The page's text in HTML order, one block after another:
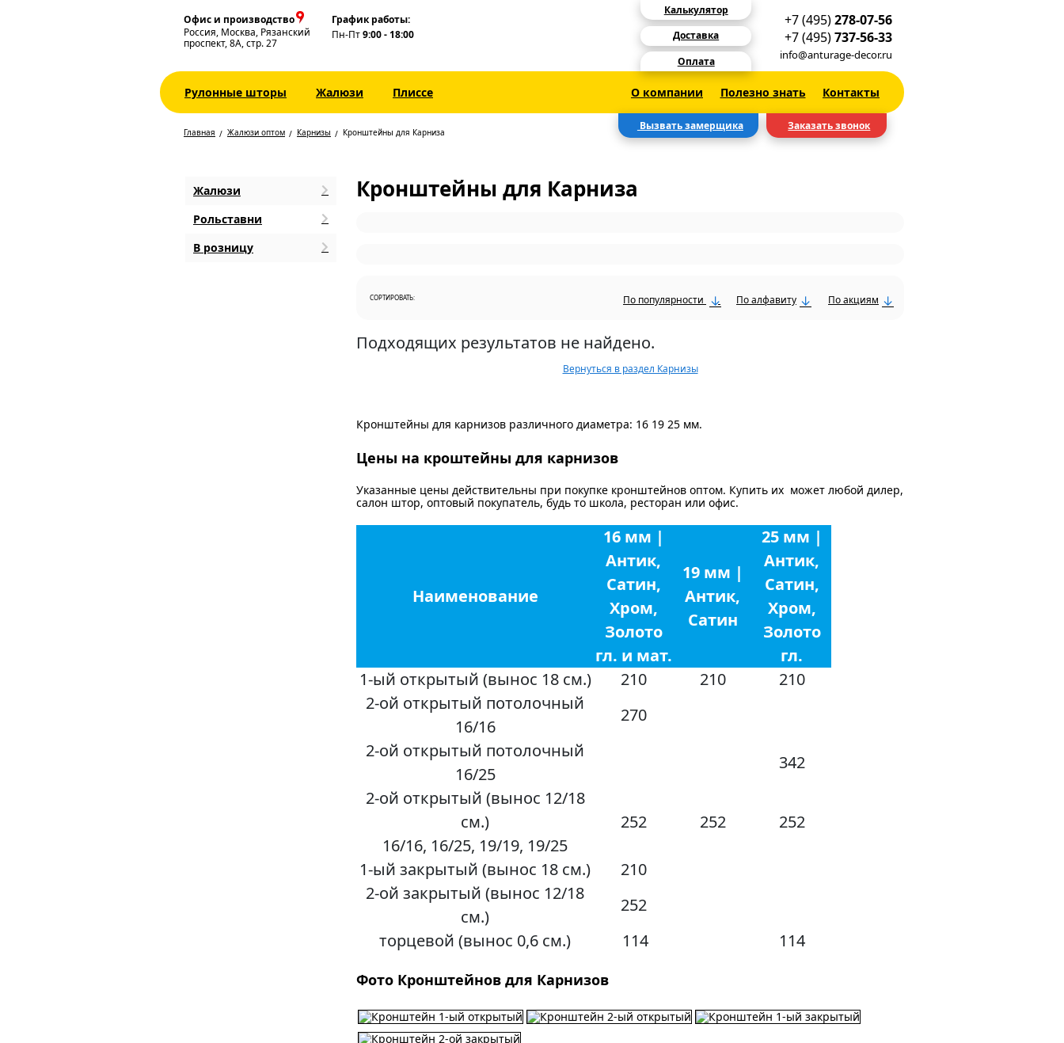
Офис и производство
Россия, Москва, Рязанский
проспект, 8А, стр. 27
График работы:
Пн-Пт9:00 - 18:00
Калькулятор
Доставка
Оплата
+7 (495)278-07-56
+7 (495)737-56-33
info@anturage-decor.ru
Рулонные шторы Жалюзи Плиссе О компании Полезно знать Контакты
Вызвать замерщика Заказать звонок
Главная Жалюзи оптом Карнизы Кронштейны для Карниза
Жалюзи
Рольставни
В розницу
Кронштейны для Карниза
СОРТИРОВАТЬ: По популярности По алфавиту По акциям
Подходящих результатов не найдено.
Вернуться в раздел Карнизы
Кронштейны для карнизов различного диаметра: 16 19 25 мм.
Цены на кроштейны для карнизов
Указанные цены действительны при покупке кронштейнов оптом. Купить их может любой дилер,
салон штор, оптовый покупатель, будь то школа, ресторан или офис.
Наименование
16 мм |
Антик,
Сатин,
Хром,
Золото
гл. и мат.
19 мм |
Антик,
Сатин
25 мм |
Антик,
Сатин,
Хром,
Золото
гл.
1-ый открытый (вынос 18 см.)
210 210
210
2-ой открытый потолочный
16/16
270
2-ой открытый потолочный
16/25
342
2-ой открытый (вынос 12/18
см.)
16/16, 16/25, 19/19, 19/25
252 252 252
1-ый закрытый (вынос 18 см.)
210
2-ой закрытый (вынос 12/18
см.)
252
торцевой (вынос 0,6 см.)
114 114
Фото Кронштейнов для Карнизов